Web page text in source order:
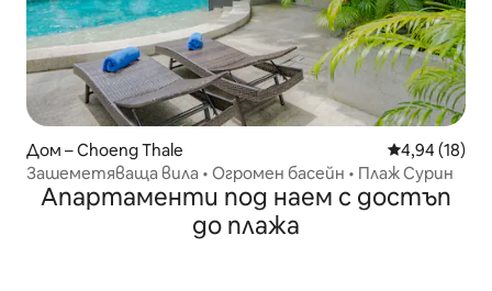
Дом – Choeng Thale Средна
4,94 (18)
Зашеметяваща вила • Огромен басейн • Плаж Сурин
Апартаменти под наем с достъп
до плажа